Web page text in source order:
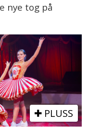
nye tog på
PLUSS